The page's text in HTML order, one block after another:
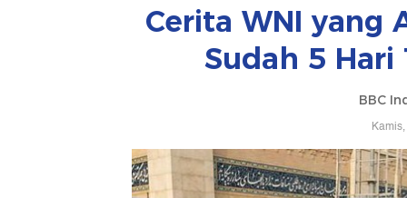
Cerita WNI yang
Sudah 5 Hari
BBC